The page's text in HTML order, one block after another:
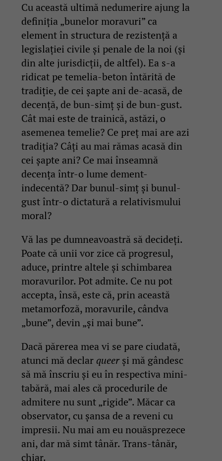
Cu această ultimă nedumerire ajung la
definiția „bunelor moravuri” ca
element în structura de rezistență a
legislației civile și penale de la noi (și
din alte jurisdicții, de altfel). Ea s-a
ridicat pe temelia-beton întărită de
tradiție, de cei șapte ani de-acasă, de
decență, de bun-simț și de bun-gust.
Cât mai este de trainică, astăzi, o
asemenea temelie? Ce preț mai are azi
tradiția? Câți au mai rămas acasă din
cei șapte ani? Ce mai înseamnă
decența într-o lume dement-
indecentă? Dar bunul-simț și bunul-
gust într-o dictatură a relativismului
moral?
Vă las pe dumneavoastră să decideți.
Poate că unii vor zice că progresul,
aduce, printre altele și schimbarea
moravurilor. Pot admite. Ce nu pot
accepta, însă, este că, prin această
metamorfoză, moravurile, cândva
„bune”, devin „și mai bune”.
Dacă părerea mea vi se pare ciudată,
atunci mă declar queerși mă gândesc
să mă înscriu și eu în respectiva mini-
tabără, mai ales că procedurile de
admitere nu sunt „rigide”. Măcar ca
observator, cu șansa de a reveni cu
impresii. Nu mai am eu nouăsprezece
ani, dar mă simt tânăr. Trans-tânăr,
chiar.